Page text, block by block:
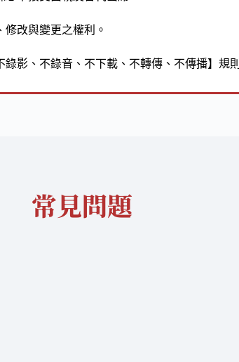
改與變更之權利。
影、不錄音、不下載、不轉傳、不傳播】規
常見問題